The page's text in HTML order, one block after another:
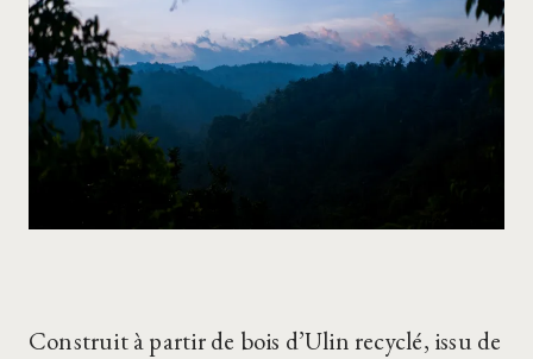
Construit à partir de bois d’Ulin recyclé, issu de